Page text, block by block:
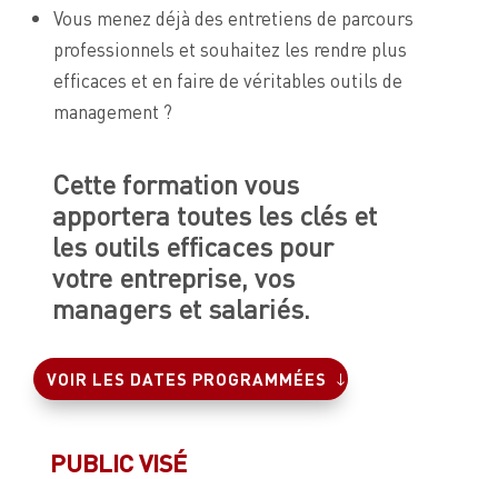
Vous menez déjà des entretiens de parcours
professionnels et souhaitez les rendre plus
efficaces et en faire de véritables outils de
management ?
Cette formation vous
apportera toutes les clés et
les outils efficaces pour
votre entreprise, vos
managers et salariés.
VOIR LES DATES PROGRAMMÉES
PUBLIC VISÉ